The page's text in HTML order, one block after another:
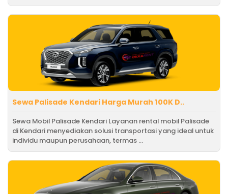
Sewa Palisade Kendari Harga Murah 100K D..
Sewa Mobil Palisade Kendari Layanan rental mobil Palisade
di Kendari menyediakan solusi transportasi yang ideal untuk
individu maupun perusahaan, termas ...